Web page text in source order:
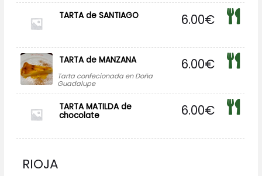
TARTA de SANTIAGO 6.00€
TARTA de MANZANA
Tarta confecionada en Doña
Guadalupe
6.00€
TARTA MATILDA de
chocolate 6.00€
RIOJA